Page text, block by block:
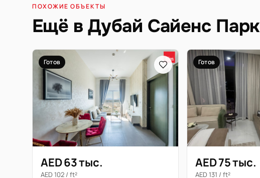
ПОХОЖИЕ ОБЪЕКТЫ
Ещё в Дубай Сайенс Парк
Готов
AED 63 тыс.
AED 102 / ft²
Готов
AED 75 тыс.
AED 131 / ft²